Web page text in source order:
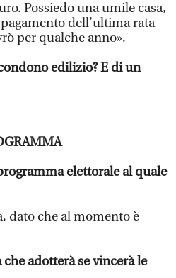
Possiedo una umile casa,
dell’ultima rata
per qualche anno».
edilizio? E di un
elettorale al quale
dato che al momento è
adotterà se vincerà le